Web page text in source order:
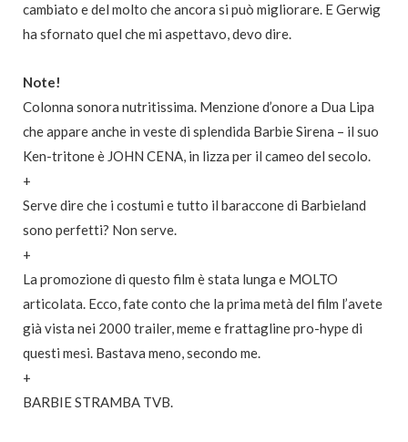
cambiato e del molto che ancora si può migliorare. E Gerwig
ha sfornato quel che mi aspettavo, devo dire.
Note!
Colonna sonora nutritissima. Menzione d’onore a Dua Lipa
che appare anche in veste di splendida Barbie Sirena – il suo
Ken-tritone è JOHN CENA, in lizza per il cameo del secolo.
+
Serve dire che i costumi e tutto il baraccone di Barbieland
sono perfetti? Non serve.
+
La promozione di questo film è stata lunga e MOLTO
articolata. Ecco, fate conto che la prima metà del film l’avete
già vista nei 2000 trailer, meme e frattagline pro-hype di
questi mesi. Bastava meno, secondo me.
+
BARBIE STRAMBA TVB.